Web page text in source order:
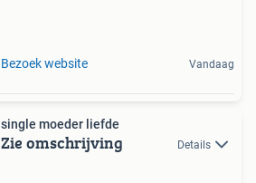
Bezoek website Vandaag
single moeder liefde
Zie omschrijving Details